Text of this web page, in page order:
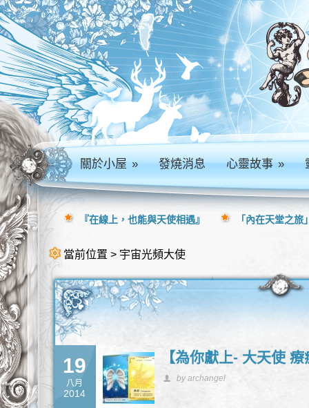
關於小屋» 發燒消息 心靈故事»
當前位置 > 宇宙光頻大使
19
八月
2014
【為你獻上- 大天使
by archangel
『在線上，也能與天使相遇』 「內在天堂之